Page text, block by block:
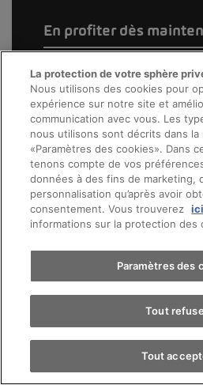
En profiter dès
La protection de votre sphère
Nous utilisons des cookies pour
expérience sur notre site et
communication avec vous. Les
nous utilisons sont décrits dans la
«Paramètres des cookies». Dans
tenons compte de vos
données à des fins de marketing,
personnalisation qu’après avoir
consentement. Vous trouverez ici
informations sur la protection des
Paramètres des
Tout
Tout